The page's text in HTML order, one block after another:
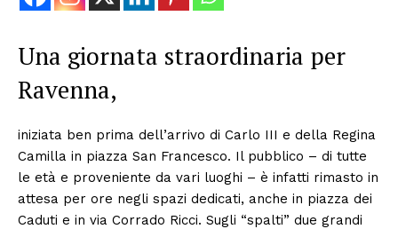
Una giornata straordinaria per
Ravenna,
iniziata ben prima dell’arrivo di Carlo III e della Regina
Camilla in piazza San Francesco. Il pubblico – di tutte
le età e proveniente da vari luoghi – è infatti rimasto in
attesa per ore negli spazi dedicati, anche in piazza dei
Caduti e in via Corrado Ricci. Sugli “spalti” due grandi